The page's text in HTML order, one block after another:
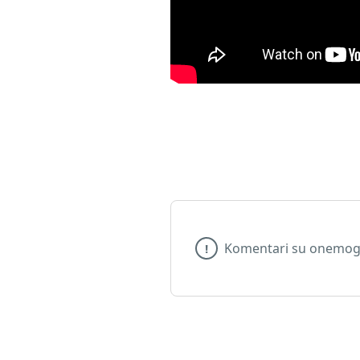
! Komentari su